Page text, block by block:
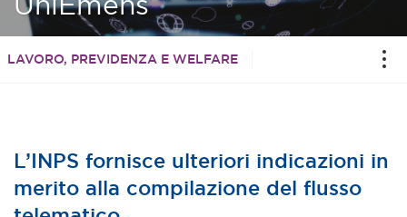
LAVORO, PREVIDENZA E WELFARE
L’INPS fornisce ulteriori indicazioni in
merito alla compilazione del flusso